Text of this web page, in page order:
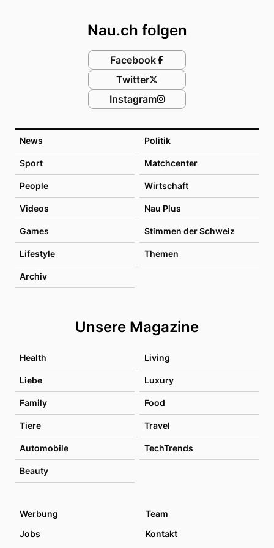
News Politik
Sport Matchcenter
People Wirtschaft
Videos Nau Plus
Games Stimmen der Schweiz
Lifestyle Themen
Archiv
Unsere Magazine
Health Living
Liebe Luxury
Family Food
Tiere Travel
Automobile TechTrends
Beauty
Nau.ch folgen
Facebook
Twitter
Instagram
Werbung
Team
Jobs
Kontakt